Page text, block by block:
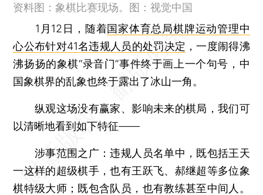
资料图：象棋比赛现场。图：视觉中国
1月12日，随着国家体育总局棋牌运动管理中
心公布针对41名违规人员的处罚决定 ，一度闹得沸
沸扬扬的象棋“录音门”事件终于画上一个句号，中
国象棋界的乱象也终于露出了冰山一角。
纵观这场没有赢家、影响未来的棋局，我们可
以清晰地看到如下特征——
涉事范围之广：违规人员名单中，既包括王天
一这样的超级棋手，也有王跃飞、郝继超等多位象
棋特级大师；既包含队员，也有教练甚至中间人。